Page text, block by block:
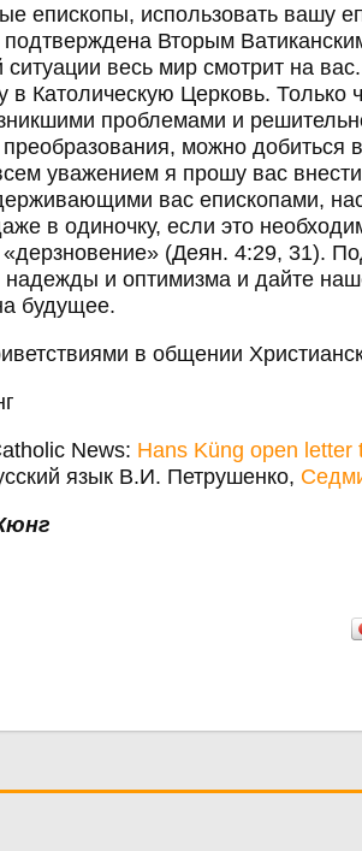
епископы, использовать вашу
Вторым
ситуации весь мир смотрит на
в Католическую Церковь. Только
проблемами и
можно добиться
уважением я прошу вас
вас епископами,
в одиночку, если это
«дерзновение» (Деян. 4:29, 31).
надежды и оптимизма и дайте
будущее.
в общении
News: Hans Küng open letter
язык В.И. Петрушенко,